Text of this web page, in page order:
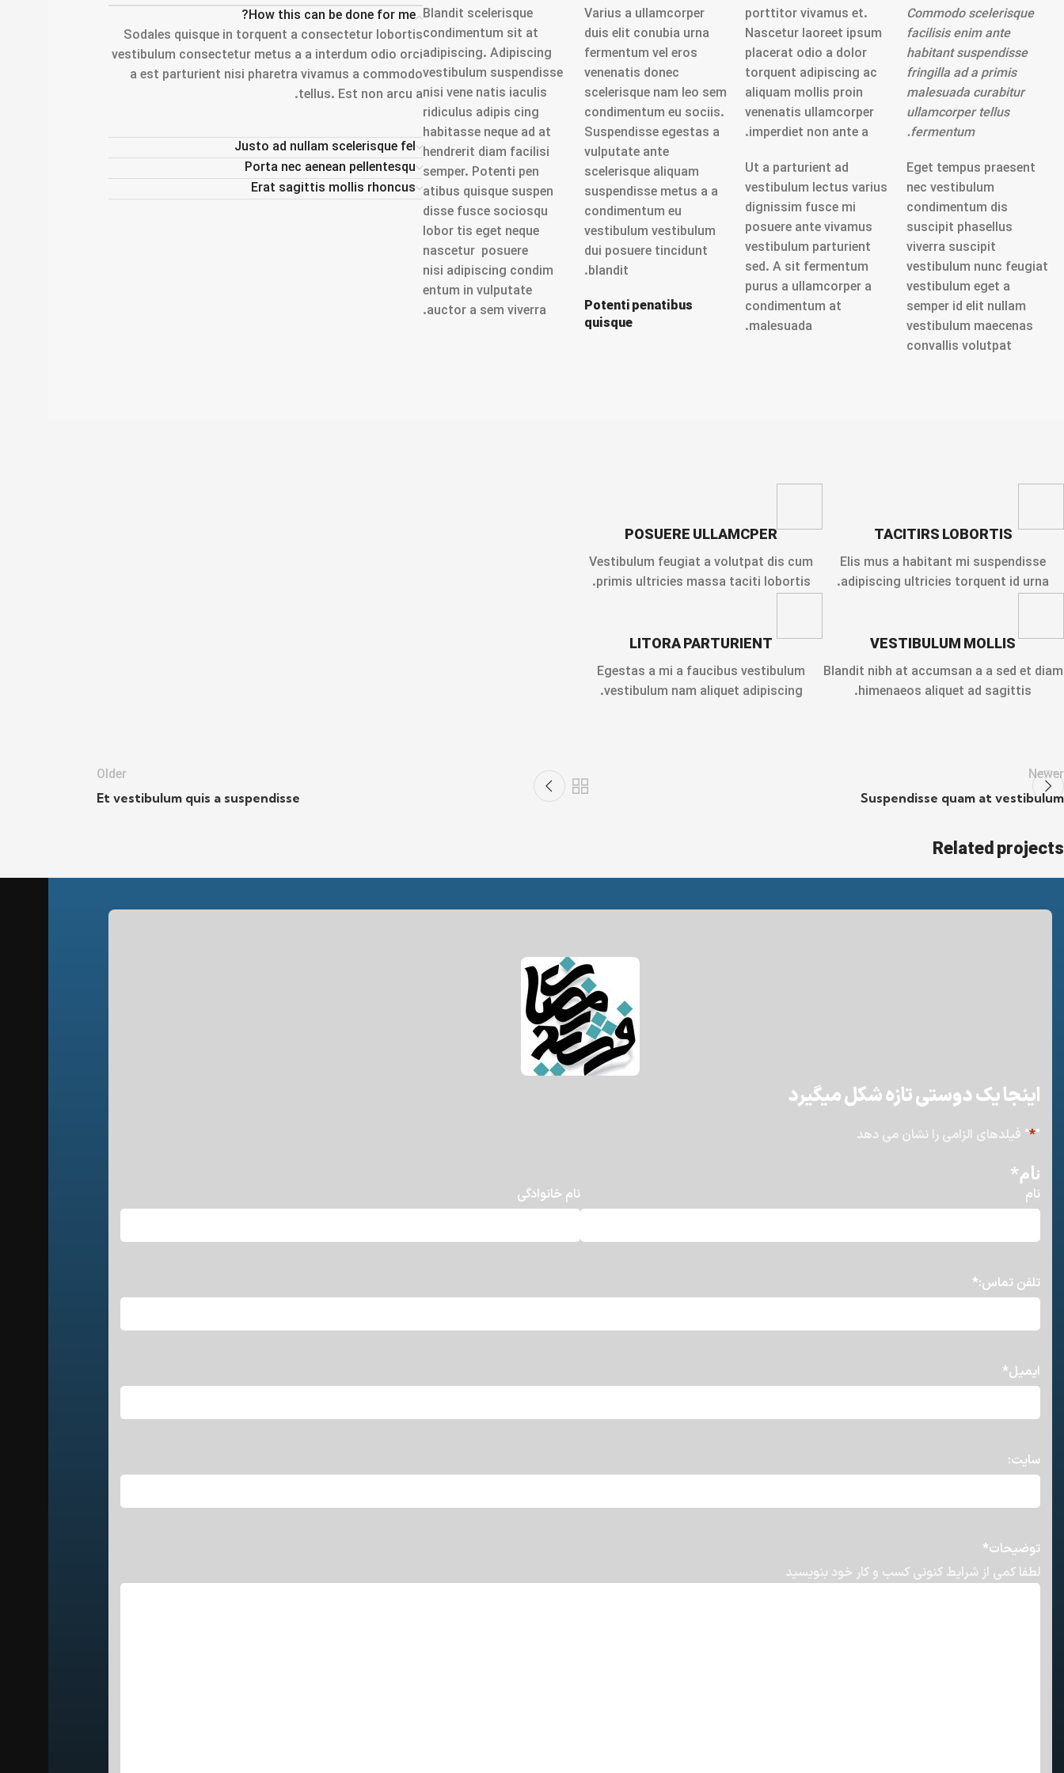
Commodo scelerisque
facilisis enim ante
habitant suspendisse
fringilla ad a primis
malesuada curabitur
ullamcorper tellus
fermentum.
Eget tempus praesent
nec vestibulum
condimentum dis
suscipit phasellus
viverra suscipit
vestibulum nunc feugiat
vestibulum eget a
semper id elit nullam
vestibulum maecenas
convallis volutpat
porttitor vivamus et.
Nascetur laoreet ipsum
placerat odio a dolor
torquent adipiscing ac
aliquam mollis proin
venenatis ullamcorper
imperdiet non ante a.
Ut a parturient ad
vestibulum lectus varius
dignissim fusce mi
posuere ante vivamus
vestibulum parturient
sed. A sit fermentum
purus a ullamcorper a
condimentum at
malesuada.
Varius a ullamcorper
duis elit conubia urna
fermentum vel eros
venenatis donec
scelerisque nam leo sem
condimentum eu sociis.
Suspendisse egestas a
vulputate ante
scelerisque aliquam
suspendisse metus a a
condimentum eu
vestibulum vestibulum
dui posuere tincidunt
blandit.
Potenti penatibus
quisque
Blandit scelerisque
condimentum sit at
adipiscing. Adipiscing
vestibulum suspendisse
nisi vene natis iaculis
ridiculus adipis cing
habitasse neque ad at
hendrerit diam facilisi
semper. Potenti pen
atibus quisque suspen
disse fusce sociosqu
lobor tis eget neque
nascetur posuere
nisi adipiscing condim
entum in vulputate
auctor a sem viverra.
How this can be done for me?
Sodales quisque in torquent a consectetur lobortis
vestibulum consectetur metus a a interdum odio orci
a est parturient nisi pharetra vivamus a commodo
tellus. Est non arcu a.
Justo ad nullam scelerisque fel
Porta nec aenean pellentesqu
Erat sagittis mollis rhoncus
TACITIRS LOBORTIS
Elis mus a habitant mi suspendisse
adipiscing ultricies torquent id urna.
VESTIBULUM MOLLIS
Blandit nibh at accumsan a a sed et diam
himenaeos aliquet ad sagittis.
POSUERE ULLAMCPER
Vestibulum feugiat a volutpat dis cum
primis ultricies massa taciti lobortis.
LITORA PARTURIENT
Egestas a mi a faucibus vestibulum
vestibulum nam aliquet adipiscing.
Newer
Suspendisse quam at vestibulum
Older
Et vestibulum quis a suspendisse
Related projects
اینجا یک دوستی تازه شکل میگیرد
"
*" فیلدهای الزامی را نشان می دهد
نام*
نام نام خانوادگی
تلفن تماس:*
ایمیل*
سایت:
توضیحات*
لطفا کمی از شرایط کنونی کسب و کار خود بنویسید